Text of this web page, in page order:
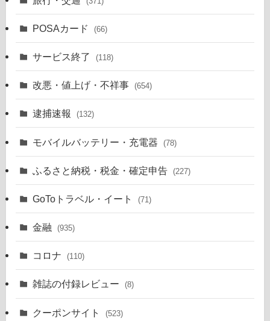
POSAカード (66)
サービス終了 (118)
改悪・値上げ・不祥事 (654)
逮捕速報 (132)
モバイルバッテリー・充電器 (78)
ふるさと納税・税金・確定申告 (227)
GoToトラベル・イート (71)
金融 (935)
コロナ (110)
雑誌の付録レビュー (8)
クーポンサイト (523)